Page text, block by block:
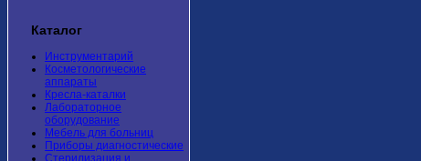
Каталог
Инструментарий
Косметологические
аппараты
Кресла-каталки
Лабораторное
оборудование
Мебель для больниц
Приборы диагностические
Стерилизация и